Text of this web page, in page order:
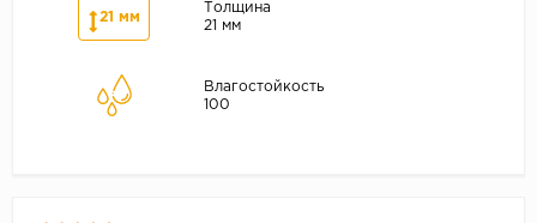
21 мм
Толщина
21 мм
Влагостойкость
100